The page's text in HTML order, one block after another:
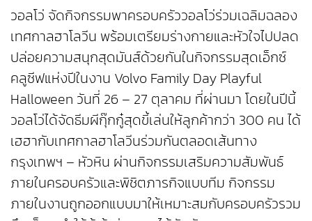
วอลโว่ จัดกิจกรรมพาครอบครัววอลโว่ร่วมเฉลิมฉลอง
เทศกาลฮาโลวีน พร้อมเตรียมร่างกายและหัวใจไปปลด
ปล่อยความสนุกสุดมันส์ด้วยกันในกิจกรรมสุดเอ็กซ์
คลูซีฟแห่งปีในงาน Volvo Family Day Playful
Halloween วันที่ 26 – 27 ตุลาคม ที่ผ่านมา โดยในปีนี้
วอลโว่ได้จัดธีมผีกุ๊กกู๋สุดขี้เล่นให้ลูกค้ากว่า 300 คน ได้
เฮฮากับเทศกาลฮาโลวีนร่วมกันตลอดเส้นทาง
กรุงเทพฯ – หัวหิน ผ่านกิจกรรมเสริมความสัมพันธ์
ภายในครอบครัวและพิชิตภารกิจแบบทีม กิจกรรม
ภายในงานถูกออกแบบมาให้เหมาะสมกับครอบครัวรวม